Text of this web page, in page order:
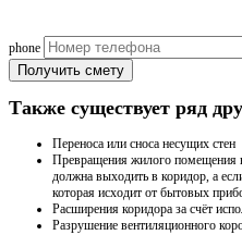
phone
Получить смету
Также существует ряд
Переноса или сноса несущих стен
Превращения жилого помещения
должна выходить в коридор, а
которая исходит от бытовых
Расширения коридора за счёт
Разрушение вентиляционного